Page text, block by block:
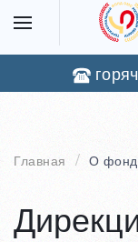
Главная О